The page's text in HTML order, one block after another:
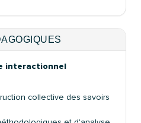
interactionnel
collective des savoirs